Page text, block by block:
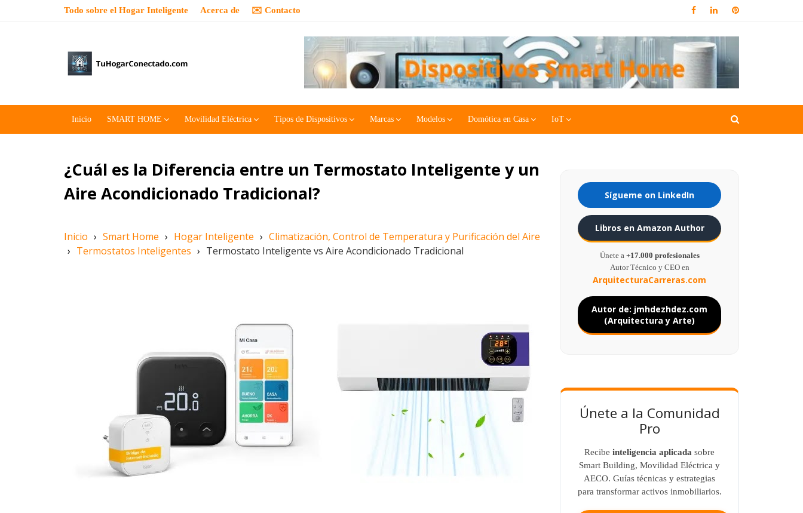
Todo sobre el Hogar Inteligente Acerca de ✉️ Contacto
Inicio SMART HOME Movilidad Eléctrica Tipos de Dispositivos Marcas Modelos Domótica en Casa IoT
¿Cuál es la Diferencia entre un Termostato Inteligente y un
Aire Acondicionado Tradicional?
Inicio › Smart Home › Hogar Inteligente › Climatización, Control de Temperatura y Purificación del Aire
› Termostatos Inteligentes › Termostato Inteligente vs Aire Acondicionado Tradicional
Sígueme on LinkedIn
Libros en Amazon Author
Únete a +17.000 profesionales
Autor Técnico y CEO en
ArquitecturaCarreras.com
Autor de: jmhdezhdez.com
(Arquitectura y Arte)
Únete a la Comunidad
Pro
Recibe inteligencia aplicada sobre
Smart Building, Movilidad Eléctrica y
AECO. Guías técnicas y estrategias
para transformar activos inmobiliarios.